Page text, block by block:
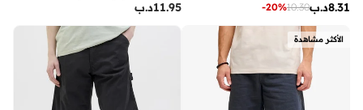
د.ب8.31
10.30
-20%
د.ب11.95
الأكثر مشاهدة